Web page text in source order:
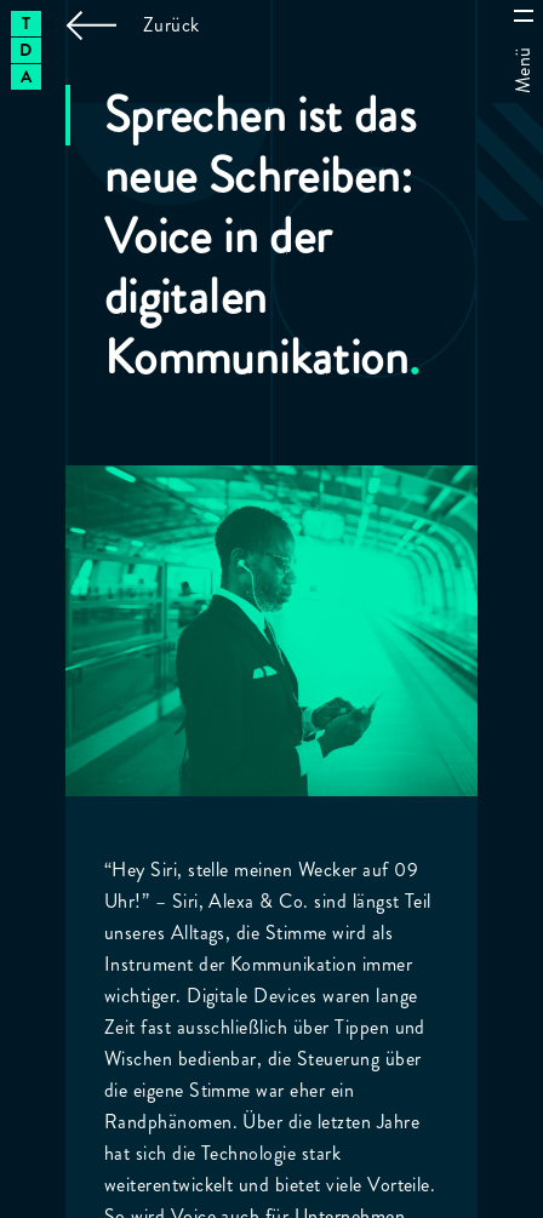
T
D
A
THE
DIGITAL
ARCHITECTS
Menü
Zurück
Sprechen ist das
neue Schreiben:
Voice in der
digitalen
Kommunikation.
“Hey Siri, stelle meinen Wecker auf 09
Uhr!” – Siri, Alexa & Co. sind längst Teil
unseres Alltags, die Stimme wird als
Instrument der Kommunikation immer
wichtiger. Digitale Devices waren lange
Zeit fast ausschließlich über Tippen und
Wischen bedienbar, die Steuerung über
die eigene Stimme war eher ein
Randphänomen. Über die letzten Jahre
hat sich die Technologie stark
weiterentwickelt und bietet viele Vorteile.